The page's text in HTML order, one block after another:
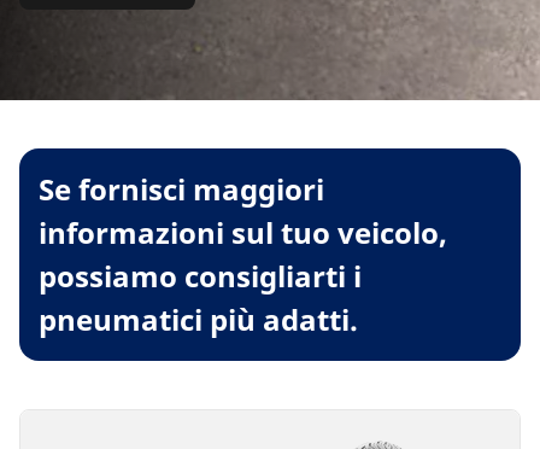
Se fornisci maggiori
informazioni sul tuo veicolo,
possiamo consigliarti i
pneumatici più adatti.